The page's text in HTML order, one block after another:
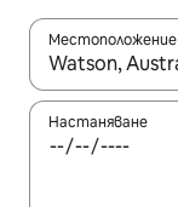
Местоположение
Когато
Настаняване